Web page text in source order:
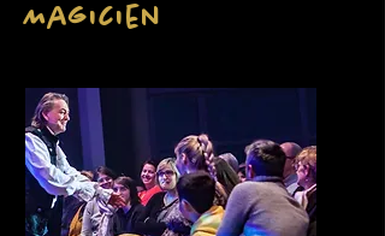
Magicien